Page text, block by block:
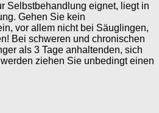
Selbstbehandlung eignet, liegt in
Gehen Sie kein
vor allem nicht bei Säuglingen,
Bei schweren und chronischen
als 3 Tage anhaltenden, sich
ziehen Sie unbedingt einen